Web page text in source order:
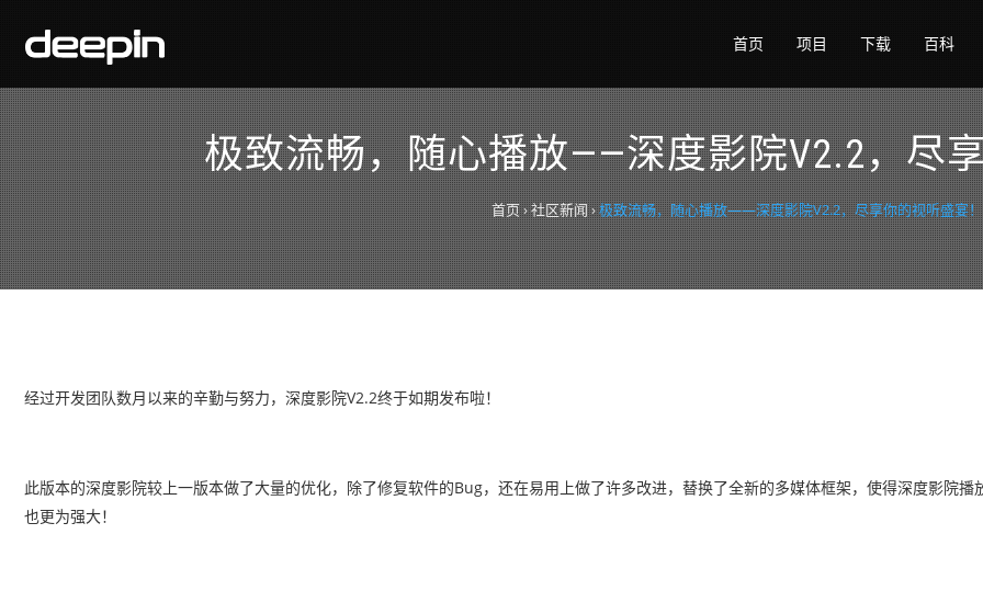
首页 项目 下载 百科
极致流畅，随心播放——深度影院V2.2，尽
首页 ›社区新闻 ›极致流畅，随心播放——深度影院V2.2，尽享你的视听盛宴！
经过开发团队数月以来的辛勤与努力，深度影院V2.2终于如期发布啦！
此版本的深度影院较上一版本做了大量的优化，除了修复软件的Bug，还在易用上做了许多改进，替换了全新的多媒体框架，使得深度影院播
也更为强大！